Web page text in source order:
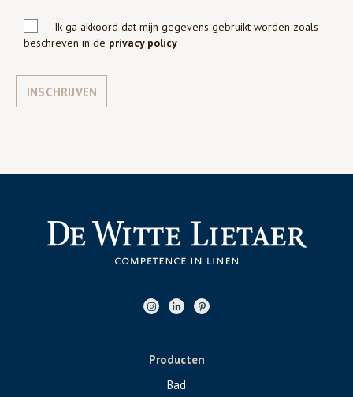
Ik ga akkoord dat mijn gegevens gebruikt worden zoals
beschreven in de privacy policy
INSCHRIJVEN
Producten
Bad